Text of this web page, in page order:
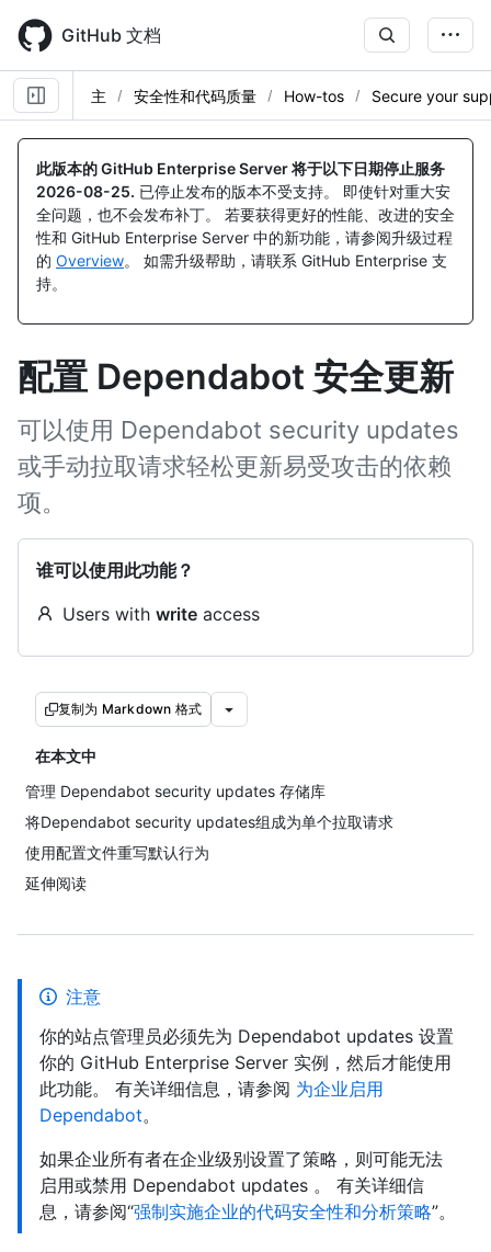
main
content
GitHub 文档
主 安全性和代码质量 How-tos Secure your
此版本的 GitHub Enterprise Server 将于以下日期停止服务
2026-08-25. 已停止发布的版本不受支持。 即使针对重大安
全问题，也不会发布补丁。 若要获得更好的性能、改进的安全
性和 GitHub Enterprise Server 中的新功能，请参阅升级过程
的 Overview。 如需升级帮助，请联系 GitHub Enterprise 支
持。
配置 Dependabot 安全更新
可以使用 Dependabot security updates
或手动拉取请求轻松更新易受攻击的依赖
项。
谁可以使用此功能？
Users with write access
复制为 Markdown 格式
在本文中
管理 Dependabot security updates 存储库
将Dependabot security updates组成为单个拉取请求
使用配置文件重写默认行为
延伸阅读
注意
你的站点管理员必须先为 Dependabot updates 设置
你的 GitHub Enterprise Server 实例，然后才能使用
此功能。 有关详细信息，请参阅 为企业启用
Dependabot。
如果企业所有者在企业级别设置了策略，则可能无法
启用或禁用 Dependabot updates 。 有关详细信
息，请参阅“强制实施企业的代码安全性和分析策略”。